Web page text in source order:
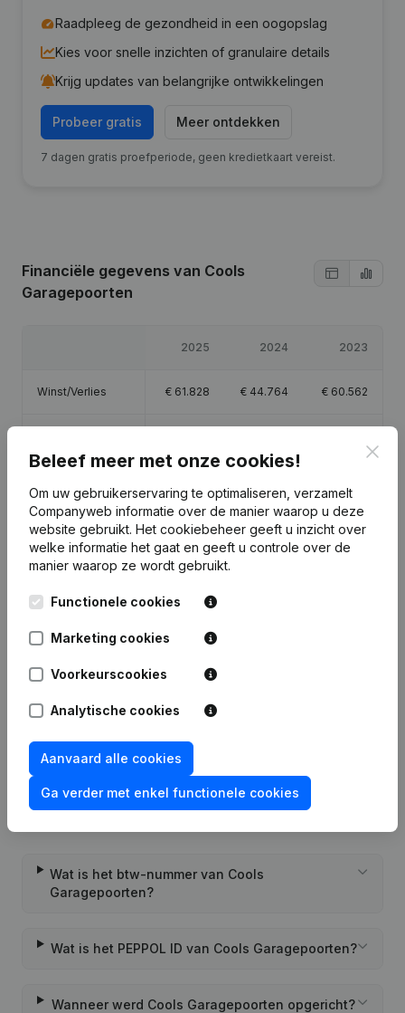
Raadpleeg de gezondheid in een oogopslag
Kies voor snelle inzichten of granulaire details
Krijg updates van belangrijke ontwikkelingen
Probeer gratis Meer ontdekken
7 dagen gratis proefperiode, geen kredietkaart vereist.
Financiële gegevens van Cools
Garagepoorten
2025 2024 2023
Winst/Verlies € 61.828 € 44.764 € 60.562
Datum Publicatie
Rechtspersoon, Opening Bijkantoor,
enz...)
Wat is het btw-nummer van Cools
Garagepoorten?
Wat is het PEPPOL ID van Cools Garagepoorten?
Wanneer werd Cools Garagepoorten opgericht?
Beleef meer met onze cookies!
Om uw gebruikerservaring te optimaliseren, verzamelt
Companyweb informatie over de manier waarop u deze
website gebruikt. Het cookiebeheer geeft u inzicht over
welke informatie het gaat en geeft u controle over de
manier waarop ze wordt gebruikt.
Functionele cookies
Marketing cookies
Voorkeurscookies
Analytische cookies
Aanvaard alle cookies
Ga verder met enkel functionele cookies